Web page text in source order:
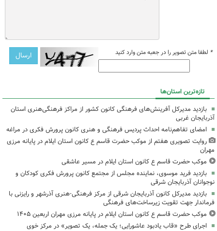
* لطفا متن تصویر را در جعبه متن وارد کنید
تازه‌ترین استان‌ها
بازدید مدیرکل آفرینش‌های فرهنگی کانون کشور از مراکز فرهنگی‌هنری استان
آذربایجان غربی
امضای تفاهم‌نامه احداث پردیس فرهنگی و هنری کانون پرورش فکری در مراغه
روایت تصویری هفتم از موکب حضرت قاسم ع کانون استان ایلام در پایانه مرزی
مهران
موکب حضرت قاسم ع کانون استان ایلام در مسیر عاشقی
بازدید فرید موسوی، نماینده مجلس از مجتمع کانون پرورش فکری کودکان و
نوجوانان آذربایجان شرقی
بازدید مدیرکل کانون آذربایجان شرقی از مرکز فرهنگی‌-هنری آذرشهر و رایزنی با
فرماندار جهت تقویت زیرساخت‌های فرهنگی
موکب حضرت قاسم ع کانون استان ایلام در پایانه مرزی مهران اربعین ۱۴۰۵
اجرای طرح «قاب یادبود عاشورایی؛ یک جمله، یک تصویر» در مرکز خوی